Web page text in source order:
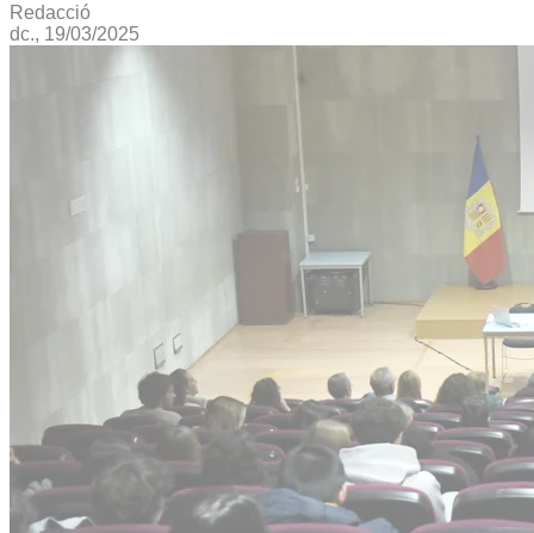
Redacció
dc., 19/03/2025